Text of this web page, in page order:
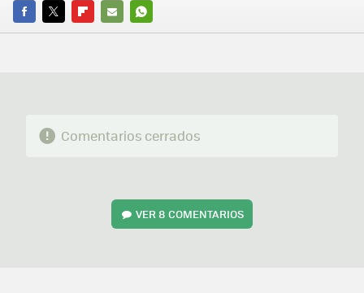
FACEBOOK
TWITTERFLIPBOARD
E-
WHATSAPP
Comentarios cerrados
VER8 COMENTARIOS